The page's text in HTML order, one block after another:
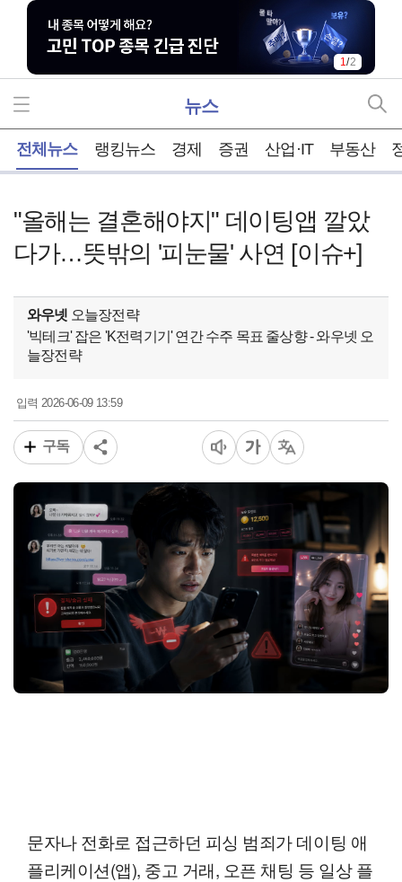
1/2
뉴스
전체뉴스 랭킹뉴스 경제 증권 산업·IT 부동산
"올해는 결혼해야지" 데이팅앱 깔았
다가…뜻밖의 '피눈물' 사연 [이슈+]
와우넷 오늘장전략
'빅테크' 잡은 'K전력기기' 연간 수주 목표 줄상향 - 와우넷 오
늘장전략
입력 2026-06-09 13:59
구독
문자나 전화로 접근하던 피싱 범죄가 데이팅 애
플리케이션(앱), 중고 거래, 오픈 채팅 등 일상 플